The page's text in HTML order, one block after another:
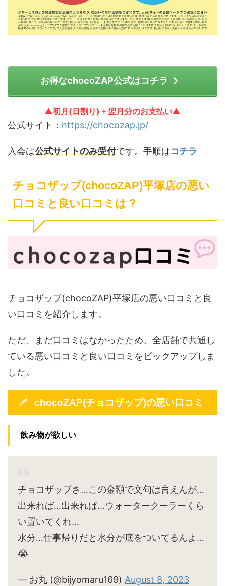
お得なchocoZAP公式はコチラ
▲初月(日割り)＋翌月分のお支払い▲
公式サイト： https://chocozap.jp/
入会は公式サイトのみ受付です。手順はコチラ
チョコザップ(chocoZAP)平塚店の悪い
口コミと良い口コミは？
チョコザップ(chocoZAP)平塚店の悪い口コミと良
い口コミを紹介します。
ただ、まだ口コミはなかったため、全店舗で共通し
ている悪い口コミと良い口コミをピックアップしま
した。
chocoZAP(チョコザップ)の悪い口コミ
飲み物が欲しい
チョコザップさ…この金額で文句は言えんが…
出来れば…出来れば…ウォータークーラーくら
い置いてくれ…
水分…仕事帰りだと水分が底をついてるんよ…
😭
— お丸 (@bijyomaru169) August 8, 2023